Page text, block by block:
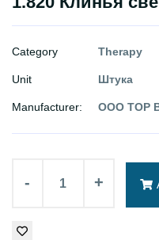
Category Therapy
Unit Штука
Manufacturer: ООО ТОР
- +